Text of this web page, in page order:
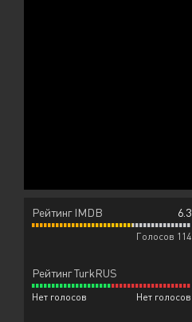
Рейтинг IMDB 6.3
Голосов 114
Рейтинг TurkRUS
Нет голосов Нет голосов